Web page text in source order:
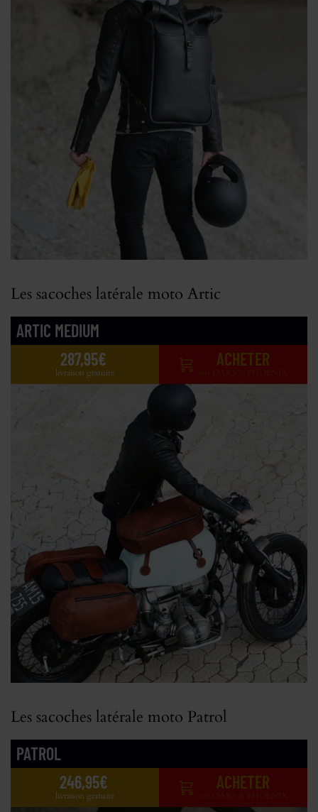
Les sacoches latérale moto Artic
ARTIC MEDIUM
287,95€
livraison gratuite
ACHETER
Les sacoches latérale moto Patrol
PATROL
246,95€
livraison gratuite
ACHETER